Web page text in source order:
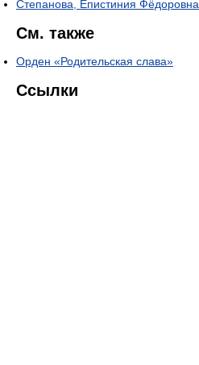
Степанова, Епистиния Фёдоровна
См. также
Орден «Родительская слава»
Ссылки